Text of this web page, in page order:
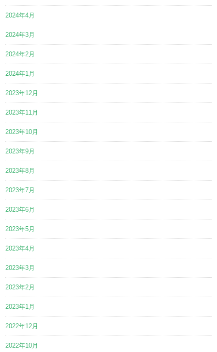
2024年4月
2024年3月
2024年2月
2024年1月
2023年12月
2023年11月
2023年10月
2023年9月
2023年8月
2023年7月
2023年6月
2023年5月
2023年4月
2023年3月
2023年2月
2023年1月
2022年12月
2022年10月